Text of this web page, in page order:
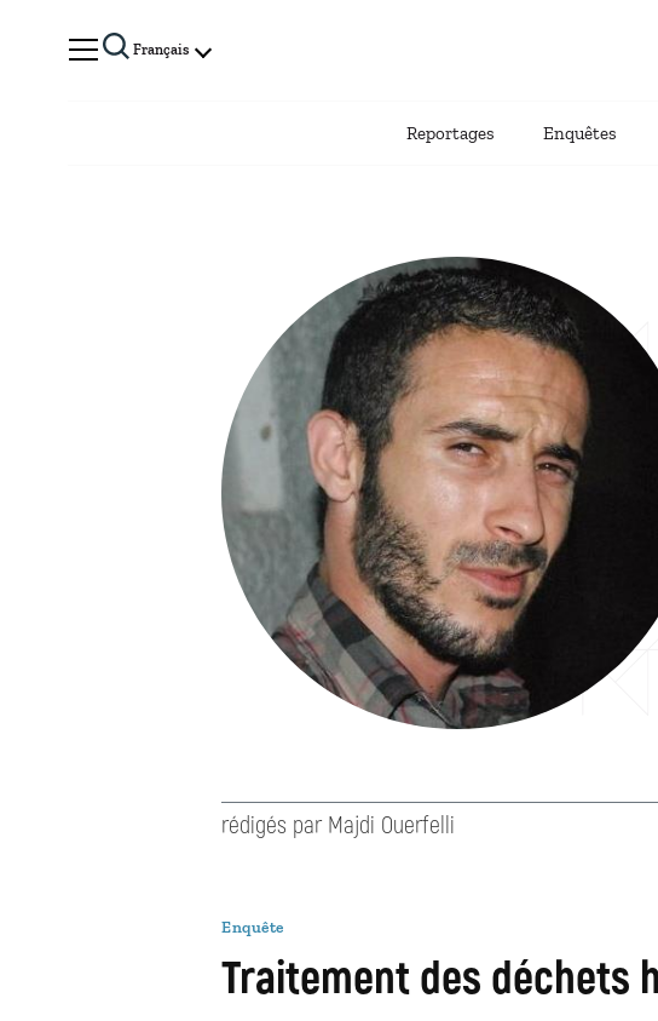
Français
Reportages Enquêtes
rédigés par Majdi Ouerfelli
Enquête
Traitement des déchets